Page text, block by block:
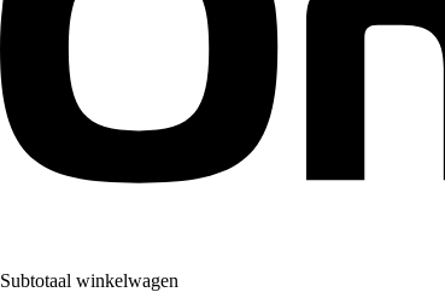
Subtotaal winkelwagen